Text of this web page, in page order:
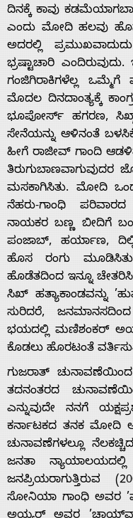
ದಿನಕ್ಕೆ ಕಾವು
ಎಂದು ಮೋದಿ ಹಲವು ಹೊಸ
ಅದರಲ್ಲಿ
ಭ್ರಷ್ಟಾಚಾರಿ
ಗಂಜಿಗಿರಾಕಿಗಳೆಲ್ಲ
ಮೊದಲ ದಿನದಾಂತ್ಯಕ್ಕೆ
ಭೂಪೋರ್ಸ್ ಹಗರಣ,
ಸೇನೆಯನ್ನು ಆಳಿನಂತೆ
ಹೀಗೆ ರಾಜೀವ್ ಗಾಂದಿ
ತಿರುಗುಬಾಣವಾಗುವುದರ
ಮಸಕಾಗಿಸಿತು. ಮೋದಿ
ನೆಹರು-ಗಾಂಧಿ
ನಾಯಕರ ಬಣ್ಣ ಬೀದಿಗೆ
ಪಂಜಾಬ್, ಹರ್ಯಾಣ,
ಹೊಸ ರಂಗು
ಹೊಡೆತದಿಂದ ಇನ್ನೂ
ಸಿಖ್ ಹತ್ಯಾಕಾಂಡವನ್ನು
ಸುರಿದರೆ,
ಭಯದಲ್ಲಿ ಮಣಿಶಂಕರ್
ಕೊಡಲು ಹೊರಟಂತೆ
ಗುಜರಾತ್
ತದನಂತರದ
ಎನ್ನುವುದೇ ನನಗೆ
ಕರ್ನಾಟಕದ ತನಕ ಮೋದಿ
ಚುನಾವಣೆಗಳಲ್ಲೂ
ಜನತಾ ನ್ಯಾಯಾಲಯದಲ್ಲಿ
ಜನಪ್ರಿಯರಾಗುತ್ತಿರುವ
ಸೋನಿಯಾ ಗಾಂಧಿ ಅವರ